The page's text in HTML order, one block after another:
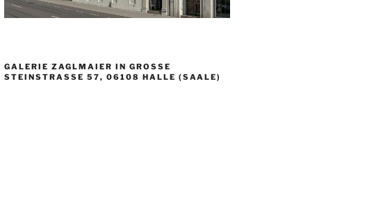
GALERIE ZAGLMAIER IN GROSSE S
TEINSTRASSE 57, 06108 HALLE (SAALE)